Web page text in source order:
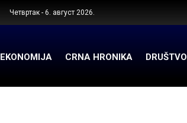
Четвртак - 6. август 2026.
EKONOMIJA CRNA HRONIKA DRUŠTVO